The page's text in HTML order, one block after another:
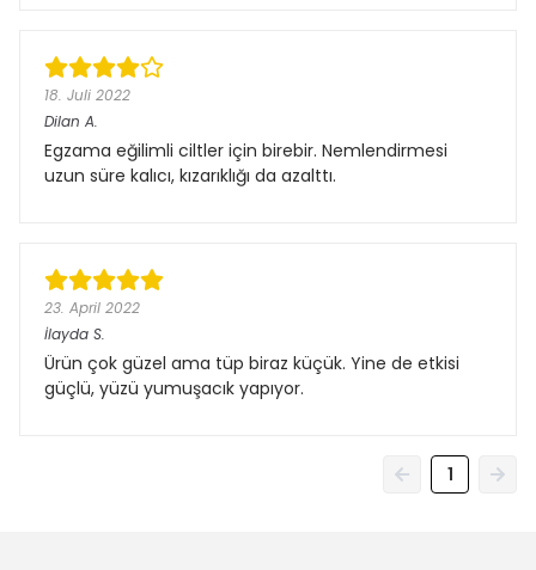
18. Juli 2022
Dilan A.
Egzama eğilimli ciltler için birebir. Nemlendirmesi
uzun süre kalıcı, kızarıklığı da azalttı.
23. April 2022
İlayda S.
Ürün çok güzel ama tüp biraz küçük. Yine de etkisi
güçlü, yüzü yumuşacık yapıyor.
1